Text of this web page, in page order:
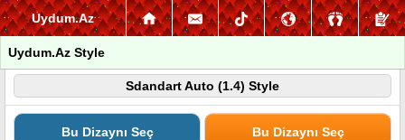
Uydum.Az
Uydum.Az Style
Sdandart Auto (1.4) Style
Bu Dizaynı Seç Bu Dizaynı Seç